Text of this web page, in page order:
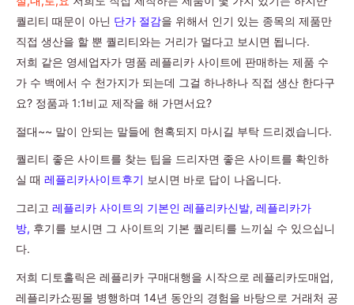
퀄리티 때문이 아닌 단가 절감을 위해서 인기 있는 종목의 제품만
직접 생산을 할 뿐 퀄리티와는 거리가 멀다고 보시면 됩니다.
저희 같은 영세업자가 명품 레플리카 사이트에 판매하는 제품 수
가 수 백에서 수 천가지가 되는데 그걸 하나하나 직접 생산 한다구
요? 정품과 1:1비교 제작을 해 가면서요?
절대~~ 말이 안되는 말들에 현혹되지 마시길 부탁 드리겠습니다.
퀄리티 좋은 사이트를 찾는 팁을 드리자면 좋은 사이트를 확인하
실 때 레플리카사이트후기 보시면 바로 답이 나옵니다.
그리고 레플리카 사이트의 기본인 레플리카신발, 레플리카가
방, 후기를 보시면 그 사이트의 기본 퀄리티를 느끼실 수 있으십니
다.
저희 디토홀릭은 레플리카 구매대행을 시작으로 레플리카도매업,
레플리카쇼핑몰 병행하며 14년 동안의 경험을 바탕으로 거래처 공